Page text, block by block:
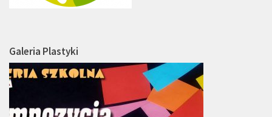
Galeria Plastyki